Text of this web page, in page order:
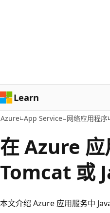
容
Learn
Azure App Service 网络应用程序
在 Azure 应
Tomcat 或
本文介绍 Azure 应用服务中